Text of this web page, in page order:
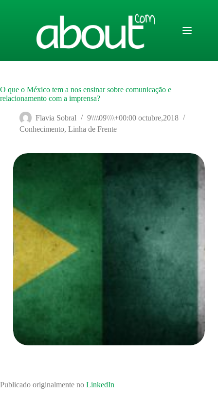
O que o México tem a nos ensinar sobre comunicação e
relacionamento com a imprensa?
Flavia Sobral
9\\\\09\\\\+00:00 octubre,2018
Conhecimento, Linha de Frente
Publicado originalmente no LinkedIn